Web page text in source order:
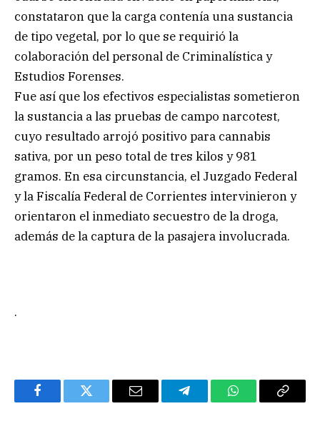
constataron que la carga contenía una sustancia
de tipo vegetal, por lo que se requirió la
colaboración del personal de Criminalística y
Estudios Forenses.
Fue así que los efectivos especialistas sometieron
la sustancia a las pruebas de campo narcotest,
cuyo resultado arrojó positivo para cannabis
sativa, por un peso total de tres kilos y 981
gramos. En esa circunstancia, el Juzgado Federal
y la Fiscalía Federal de Corrientes intervinieron y
orientaron el inmediato secuestro de la droga,
además de la captura de la pasajera involucrada.
.
FacebookTwitter Email TelegramWhatsAppCopy